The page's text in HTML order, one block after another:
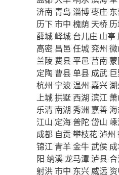
济南 青岛 淄博枣庄
历下市中 槐荫 天桥
薛城 峄城 台儿庄 山亭
高密 昌邑 任城 兖州
兰陵 费县平邑 莒南
定陶 曹县单县 成武
杭州 宁波 温州 嘉兴
上城拱墅 西湖 滨江
乐清 南湖 秀洲 嘉善
江山 定海普陀 岱山
成都 自贡 攀枝花 泸州
锦江 青羊金牛武侯
阳 纳溪龙马潭 泸县
射洪市中 东兴 威远